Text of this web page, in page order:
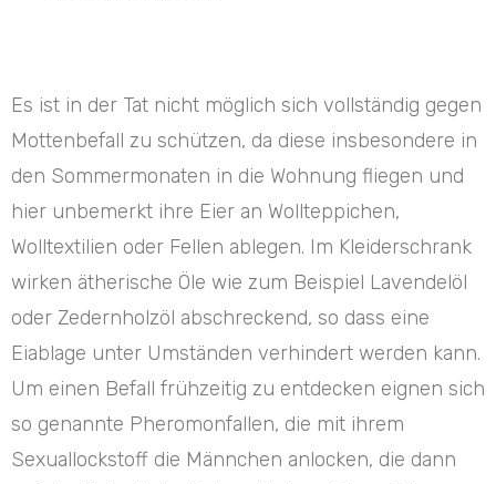
Es ist in der Tat nicht möglich sich vollständig gegen
Mottenbefall zu schützen, da diese insbesondere in
den Sommermonaten in die Wohnung fliegen und
hier unbemerkt ihre Eier an Wollteppichen,
Wolltextilien oder Fellen ablegen. Im Kleiderschrank
wirken ätherische Öle wie zum Beispiel Lavendelöl
oder Zedernholzöl abschreckend, so dass eine
Eiablage unter Umständen verhindert werden kann.
Um einen Befall frühzeitig zu entdecken eignen sich
so genannte Pheromonfallen, die mit ihrem
Sexuallockstoff die Männchen anlocken, die dann